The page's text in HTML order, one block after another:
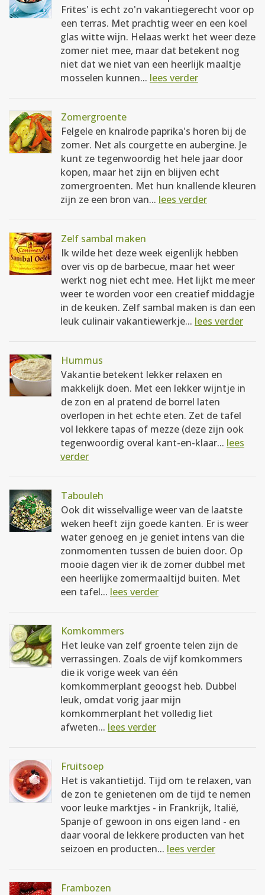
Frites' is echt zo'n vakantiegerecht voor op
een terras. Met prachtig weer en een koel
glas witte wijn. Helaas werkt het weer deze
zomer niet mee, maar dat betekent nog
niet dat we niet van een heerlijk maaltje
mosselen kunnen... lees verder
Zomergroente
Felgele en knalrode paprika's horen bij de
zomer. Net als courgette en aubergine. Je
kunt ze tegenwoordig het hele jaar door
kopen, maar het zijn en blijven echt
zomergroenten. Met hun knallende kleuren
zijn ze een bron van... lees verder
Zelf sambal maken
Ik wilde het deze week eigenlijk hebben
over vis op de barbecue, maar het weer
werkt nog niet echt mee. Het lijkt me meer
weer te worden voor een creatief middagje
in de keuken. Zelf sambal maken is dan een
leuk culinair vakantiewerkje... lees verder
Hummus
Vakantie betekent lekker relaxen en
makkelijk doen. Met een lekker wijntje in
de zon en al pratend de borrel laten
overlopen in het echte eten. Zet de tafel
vol lekkere tapas of mezze (deze zijn ook
tegenwoordig overal kant-en-klaar... lees
verder
Tabouleh
Ook dit wisselvallige weer van de laatste
weken heeft zijn goede kanten. Er is weer
water genoeg en je geniet intens van die
zonmomenten tussen de buien door. Op
mooie dagen vier ik de zomer dubbel met
een heerlijke zomermaaltijd buiten. Met
een tafel... lees verder
Komkommers
Het leuke van zelf groente telen zijn de
verrassingen. Zoals de vijf komkommers
die ik vorige week van één
komkommerplant geoogst heb. Dubbel
leuk, omdat vorig jaar mijn
komkommerplant het volledig liet
afweten... lees verder
Fruitsoep
Het is vakantietijd. Tijd om te relaxen, van
de zon te genietenen om de tijd te nemen
voor leuke marktjes - in Frankrijk, Italië,
Spanje of gewoon in ons eigen land - en
daar vooral de lekkere producten van het
seizoen en producten... lees verder
Frambozen